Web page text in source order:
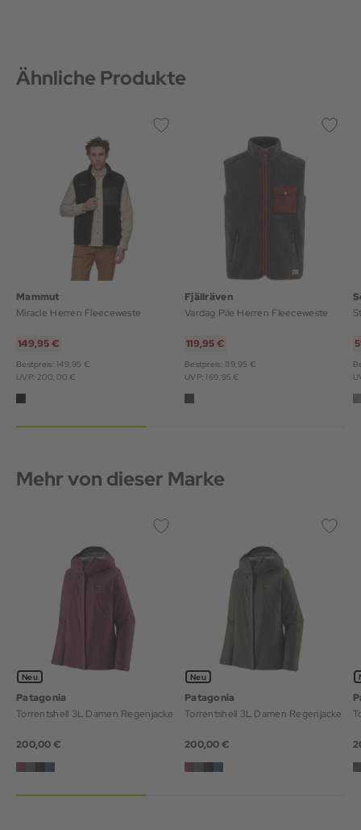
Ähnliche Produkte
Mammut
Miracle Herren Fleeceweste
149,95 €
Bestpreis: 149,95 €
UVP: 200,00 €
Fjällräven
Vardag Pile Herren Fleeceweste
119,95 €
Bestpreis: 119,95 €
UVP: 169,95 €
Mehr von dieser Marke
Neu
Patagonia
Torrentshell 3L Damen Regenjacke
200,00 €
Neu
Patagonia
Torrentshell 3L Damen Regenjacke
200,00 €